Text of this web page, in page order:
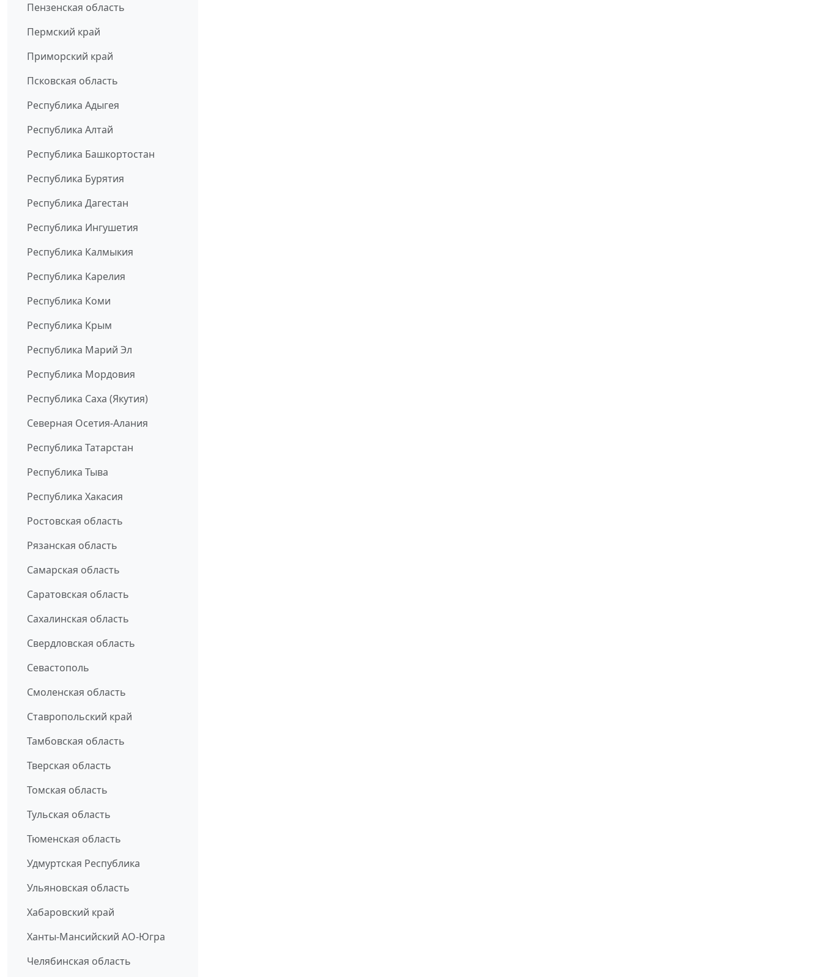
Пензенская область
Пермский край
Приморский край
Псковская область
Республика Адыгея
Республика Алтай
Республика Башкортостан
Республика Бурятия
Республика Дагестан
Республика Ингушетия
Республика Калмыкия
Республика Карелия
Республика Коми
Республика Крым
Республика Марий Эл
Республика Мордовия
Республика Саха (Якутия)
Северная Осетия-Алания
Республика Татарстан
Республика Тыва
Республика Хакасия
Ростовская область
Рязанская область
Самарская область
Саратовская область
Сахалинская область
Свердловская область
Севастополь
Смоленская область
Ставропольский край
Тамбовская область
Тверская область
Томская область
Тульская область
Тюменская область
Удмуртская Республика
Ульяновская область
Хабаровский край
Ханты-Мансийский АО-Югра
Челябинская область